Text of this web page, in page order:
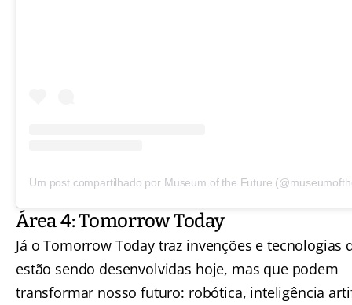
Um post compartilhado por Museum of the Future
Área 4: Tomorrow Today
Já o Tomorrow Today traz invenções e tecnologias
estão sendo desenvolvidas hoje, mas que podem
transformar nosso futuro: robótica, inteligência